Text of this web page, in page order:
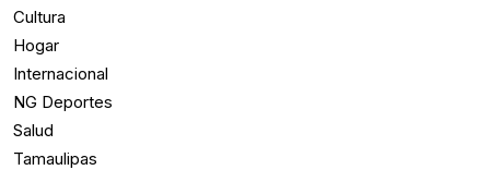
Cultura
Hogar
Internacional
NG Deportes
Salud
Tamaulipas